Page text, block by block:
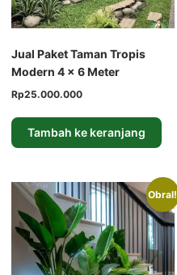
Jual Paket Taman Tropis
Modern 4 × 6 Meter
Harga
adalah:
Rp30.000.000.
Rp25.000.000Harga
adalah:
Tambah ke keranjang
Obral!